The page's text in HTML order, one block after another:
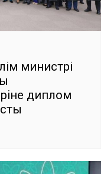
министрі
диплом